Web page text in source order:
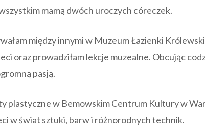
mamą dwóch uroczych córeczek.
między innymi w Muzeum Łazienki
oraz prowadziłam lekcje muzealne. Obcując
pasją.
plastyczne w Bemowskim Centrum Kultury w
w świat sztuki, barw i różnorodnych technik.